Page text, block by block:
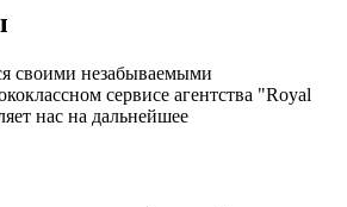
своими незабываемыми
сервисе агентства "Royal
нас на дальнейшее